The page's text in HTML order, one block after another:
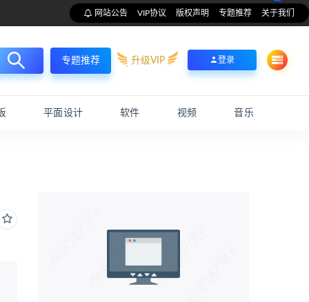
网站公告 VIP协议 版权声明 专题推荐 关于我们
专题推荐 升级VIP 登录
平面设计 软件 视频 音乐